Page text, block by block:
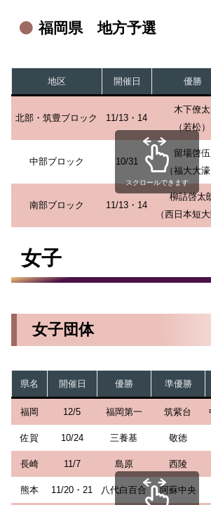
福岡県 地方予選
地区 開催日 優勝
北部・筑豊ブロック 11/13・14
木下僚太
（若松）
中部ブロック 10/31
留場啓伍
（福大大濠
南部ブロック 11/13・14
柳詰啓太
（西日本短大
スクロールできます
女子
女子団体
県名 開催日 優勝 準優勝
福岡 12/5 福岡第一 筑紫台
佐賀 10/24 三養基 敬徳
長崎 11/7 島原 西陵
熊本 11/20・21 八代白百合 阿蘇中央